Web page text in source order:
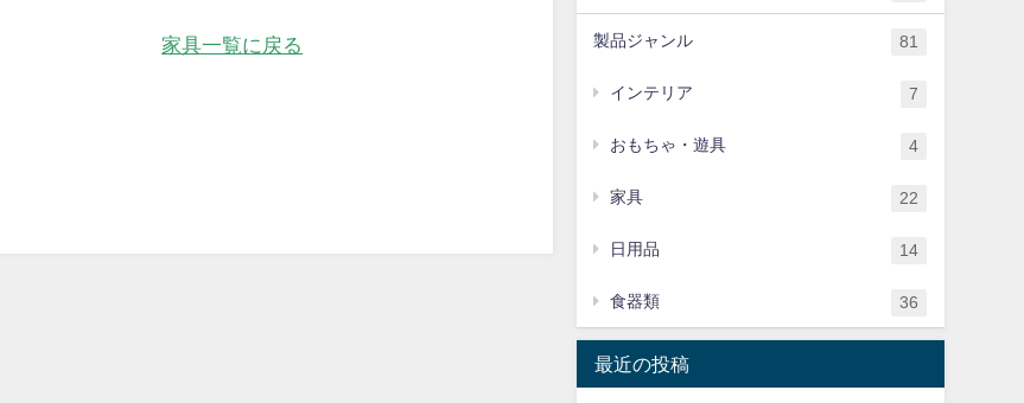
家具一覧に戻る 製品ジャンル 81
インテリア 7
おもちゃ・遊具 4
家具 22
日用品 14
食器類 36
最近の投稿